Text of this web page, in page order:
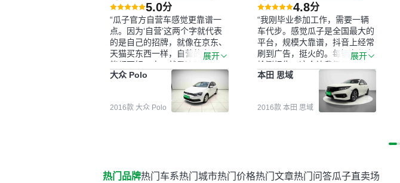
5.0分
“瓜子官方自营车感觉更靠谱一
点。因为‘自营’这两个字就代表
的是自己的招牌，就像在京东、
天猫买东西一样，自营的东西可
能都要好一点。就是这种刻板印
象吧。一开始买二手车的时候，
我确实有担心过事故车、泡水车
这些问题。瓜子的检测报告其实
并不能完全打消顾虑，因为我也
果跟你们的报告是符合的，所以
展开
大众 Polo
2016款 大众 Polo
4.8分
“我刚毕业参加工作，需要一辆
车代步。感觉瓜子是全国最大的
平台，规模大靠谱，抖音上经常
刷到广告，挺火的。每辆车都有
检测报告，这个让我很放心。去
外面买车全凭卖家一张嘴，不敢
买。我买了本田思域，白色，过
户次数少，公里数符合，虽然价
格比我心理预期略高一点，但瓜
价格比车商那便宜，车况也有检
展开
本田 思域
2016款 本田 思域
热门品牌热门车系热门城市热门价格热门文章热门问答瓜子直卖场